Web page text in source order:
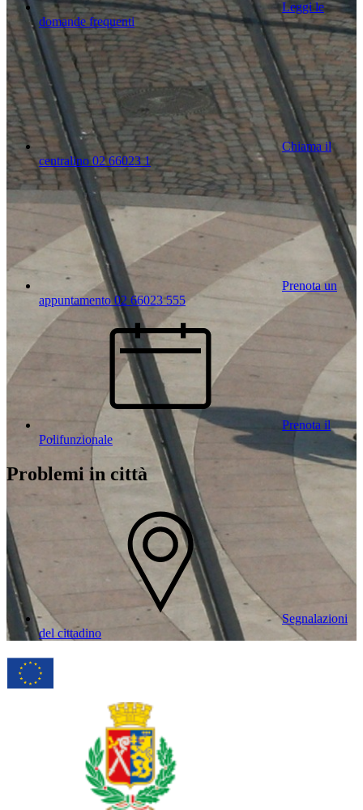
Leggi le
domande frequenti
Chiama il
centralino 02 66023 1
Prenota un
appuntamento 02 66023 555
Prenota il
Polifunzionale
Problemi in città
Segnalazioni
del cittadino